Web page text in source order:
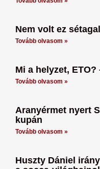
Nem volt ez
Tovább olvasom »
Mi a helyzet, ETO?
Tovább olvasom »
Aranyérmet nyert
kupán
Tovább olvasom »
Huszty Dániel